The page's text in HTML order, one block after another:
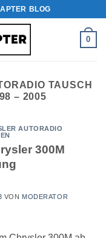
BLOG
0
TAUSCH
– 2005
AUTORADIO
300M
VON MODERATOR